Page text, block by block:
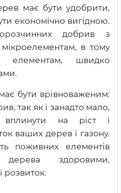
має бути удобрити,
економічно вигідною.
добрив з
в тому
елементам, швидко
бути врівноваженим:
так як і занадто мало,
вплинути на ріст і
ваших дерев і газону.
поживних елементів
здоровими,
розвиток.